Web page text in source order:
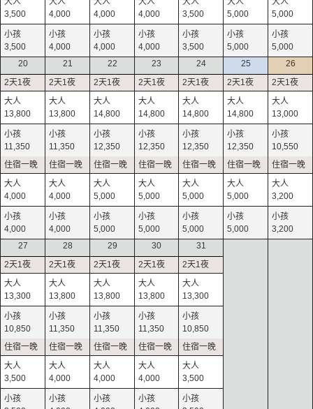
3,500
3,500
4,000
4,000
4,000
4,000
4,000
4,000
3,500
3,500
5,000
5,000
5,000
5,000
20
13,800
11,350
4,000
4,000
21
13,800
11,350
4,000
4,000
22
14,800
12,350
5,000
5,000
23
14,800
12,350
5,000
5,000
24
14,800
12,350
5,000
5,000
25
14,800
12,350
5,000
5,000
26
13,000
10,550
3,200
3,200
27
13,300
10,850
3,500
28
13,800
11,350
4,000
29
13,800
11,350
4,000
30
13,800
11,350
4,000
31
13,300
10,850
3,500